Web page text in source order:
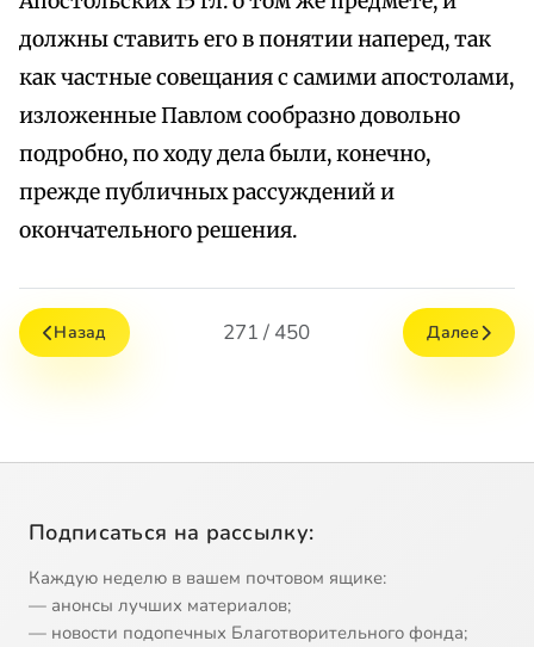
должны ставить его в понятии наперед, так
как частные совещания с самими апостолами,
изложенные Павлом сообразно довольно
подробно, по ходу дела были, конечно,
прежде публичных рассуждений и
окончательного решения.
Назад 271 / 450 Далее
Подписаться на рассылку:
Каждую неделю в вашем почтовом ящике:
— анонсы лучших материалов;
— новости подопечных Благотворительного фонда;